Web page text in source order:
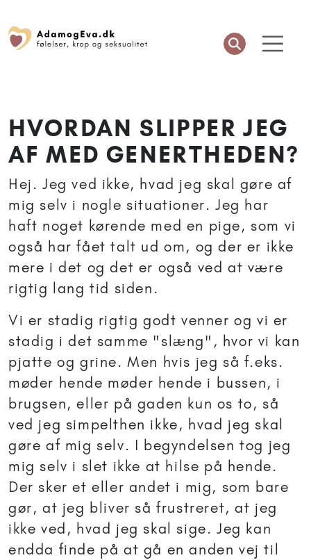
HVORDAN SLIPPER JEG
AF MED GENERTHEDEN?
Hej. Jeg ved ikke, hvad jeg skal gøre af
mig selv i nogle situationer. Jeg har
haft noget kørende med en pige, som vi
også har fået talt ud om, og der er ikke
mere i det og det er også ved at være
rigtig lang tid siden.
Vi er stadig rigtig godt venner og vi er
stadig i det samme "slæng", hvor vi kan
pjatte og grine. Men hvis jeg så f.eks.
møder hende møder hende i bussen, i
brugsen, eller på gaden kun os to, så
ved jeg simpelthen ikke, hvad jeg skal
gøre af mig selv. I begyndelsen tog jeg
mig selv i slet ikke at hilse på hende.
Der sker et eller andet i mig, som bare
gør, at jeg bliver så frustreret, at jeg
ikke ved, hvad jeg skal sige. Jeg kan
endda finde på at gå en anden vej til